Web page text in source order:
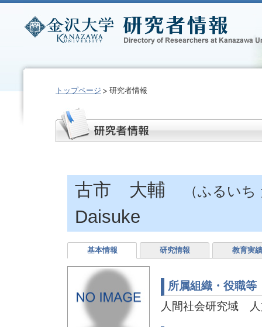
トップページ 研究者情報
古市 大輔 （ふるい
Daisuke
基本情報 研究情報 教育実績
所属組織・役職等
人間社会研究域